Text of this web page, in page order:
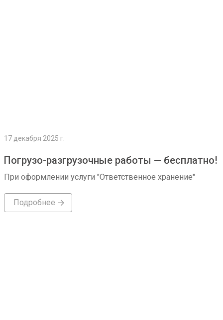
17 декабря 2025 г.
Погрузо-разгрузочные работы — бесплатно!
При оформлении услуги "Ответственное хранение"
Подробнее